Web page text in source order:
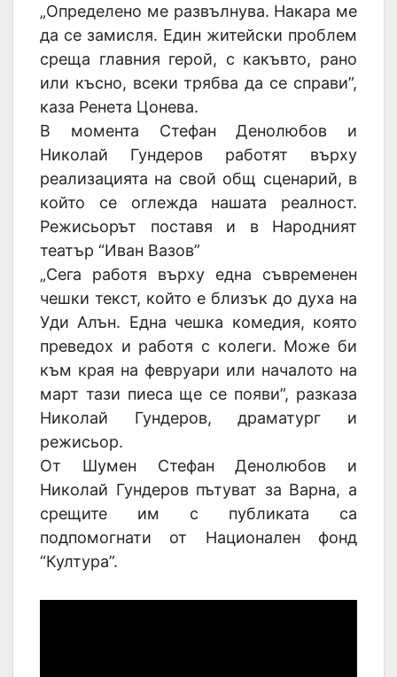
„Определено ме развълнува. Накара ме
да се замисля. Един житейски проблем
среща главния герой, с какъвто, рано
или късно, всеки трябва да се справи”,
каза Ренета Цонева.
В момента Стефан Денолюбов и
Николай Гундеров работят върху
реализацията на свой общ сценарий, в
който се оглежда нашата реалност.
Режисьорът поставя и в Народният
театър “Иван Вазов”
„Сега работя върху една съвременен
чешки текст, който е близък до духа на
Уди Алън. Една чешка комедия, която
преведох и работя с колеги. Може би
към края на февруари или началото на
март тази пиеса ще се появи”, разказа
Николай Гундеров, драматург и
режисьор.
От Шумен Стефан Денолюбов и
Николай Гундеров пътуват за Варна, а
срещите им с публиката са
подпомогнати от Национален фонд
“Култура”.